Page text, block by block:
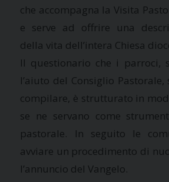
che accompagna la Visita
e serve ad offrire una
della vita dell’intera Chiesa
Il questionario che i parroci,
l’aiuto del Consiglio
compilare, è strutturato in
se ne servano come
pastorale. In seguito le
avviare un procedimento di
l’annuncio del Vangelo.